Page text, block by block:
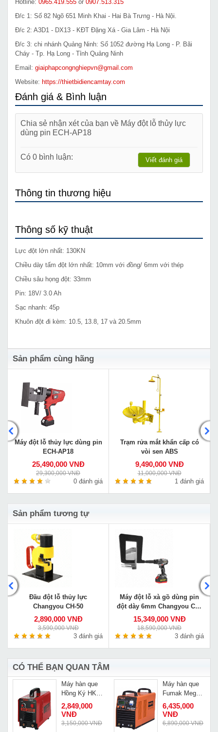
Hotline: 0965.419.555 or 0907.513.315
Đ/c 1: Số 82 Ngõ 651 Minh Khai - Hai Bà Trưng - Hà Nội.
Đ/c 2: A3D1 - DX13 - KĐT Đặng Xá - Gia Lâm - Hà Nội
Đ/c 3: chi nhánh Quảng Ninh: Số 1052 đường Hạ Long - P. Bãi
Cháy - Tp. Hạ Long - Tỉnh Quảng Ninh
Email: giaiphapcongnghiepvn@gmail.com
Website: https://thietbidiencamtay.com
Đánh giá & Bình luận
Chia sẻ nhận xét của bạn về Máy đột lỗ thủy lực
dùng pin ECH-AP18
Có 0 bình luận: Viết đánh giá
Thông tin thương hiệu
Thông số kỹ thuật
Lực đột lớn nhất: 130KN
Chiều dày tấm đột lớn nhất: 10mm với đồng/ 6mm với thép
Chiều sâu họng đột: 33mm
Pin: 18V/ 3.0 Ah
Sạc nhanh: 45p
Khuôn đột đi kèm: 10.5, 13.8, 17 và 20.5mm
Sản phẩm cùng hãng
Máy đột lỗ thủy lực dùng pin
ECH-AP18
25,490,000 VNĐ
29,300,000 VNĐ
0 đánh giá
Trạm rửa mắt khẩn cấp có
vòi sen ABS
9,490,000 VNĐ
11,000,000 VNĐ
1 đánh giá
Sản phẩm tương tự
Đầu đột lỗ thủy lực
Changyou CH-50
2,890,000 VNĐ
3,590,000 VNĐ
3 đánh giá
Máy đột lỗ xà gồ dùng pin
đột dày 6mm Changyou CM-
620CZ
15,349,000 VNĐ
18,590,000 VNĐ
3 đánh giá
CÓ THỂ BẠN QUAN TÂM
Máy hàn que
Hồng Ký HK
200E
2,849,000
VNĐ
3,150,000 VNĐ
Máy hàn que
Fumak Mega
ARC 280
6,435,000
VNĐ
6,890,000 VNĐ